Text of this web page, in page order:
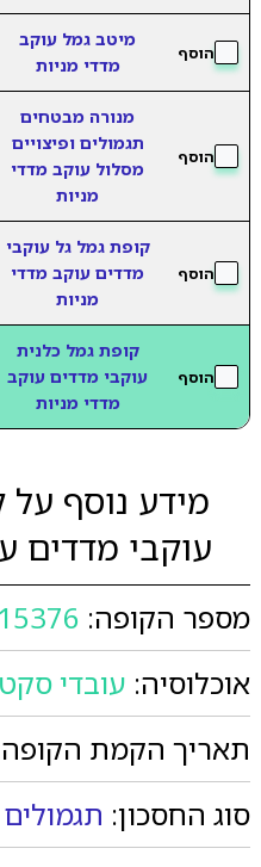
הוסף
מיטב גמל עוקב
מדדי מניות
הוסף
מנורה מבטחים
תגמולים ופיצויים
מסלול עוקב מדדי
מניות
הוסף
קופת גמל גל עוקבי
מדדים עוקב מדדי
מניות
הוסף
קופת גמל כלנית
עוקבי מדדים עוקב
מדדי מניות
מידע נוסף על
עוקבי מדדים
מספר הקופה: 15376
אוכלוסיה: עובדי
תאריך הקמת
סוג החסכון: